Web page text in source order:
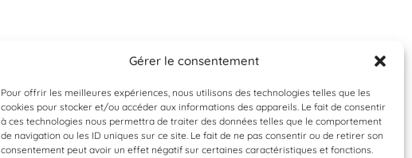
Gérer le consentement
Pour offrir les meilleures expériences, nous utilisons des technologies telles que les
cookies pour stocker et/ou accéder aux informations des appareils. Le fait de consentir
à ces technologies nous permettra de traiter des données telles que le comportement
de navigation ou les ID uniques sur ce site. Le fait de ne pas consentir ou de retirer son
consentement peut avoir un effet négatif sur certaines caractéristiques et fonctions.